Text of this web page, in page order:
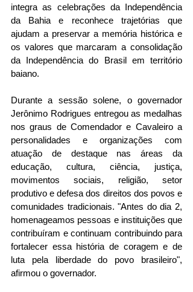
integra as celebrações da Independência
da Bahia e reconhece trajetórias que
ajudam a preservar a memória histórica e
os valores que marcaram a consolidação
da Independência do Brasil em território
baiano.
Durante a sessão solene, o governador
Jerônimo Rodrigues entregou as medalhas
nos graus de Comendador e Cavaleiro a
personalidades e organizações com
atuação de destaque nas áreas da
educação, cultura, ciência, justiça,
movimentos sociais, religião, setor
produtivo e defesa dos direitos dos povos e
comunidades tradicionais. "Antes do dia 2,
homenageamos pessoas e instituições que
contribuíram e continuam contribuindo para
fortalecer essa história de coragem e de
luta pela liberdade do povo brasileiro",
afirmou o governador.